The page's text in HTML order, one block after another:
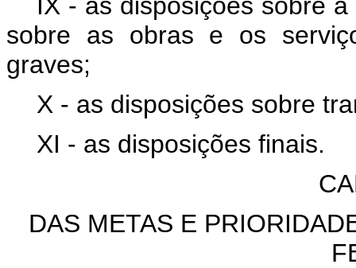
sobre as obras e os
graves;
X - as disposições sobre
XI - as disposições finais.
DAS METAS E